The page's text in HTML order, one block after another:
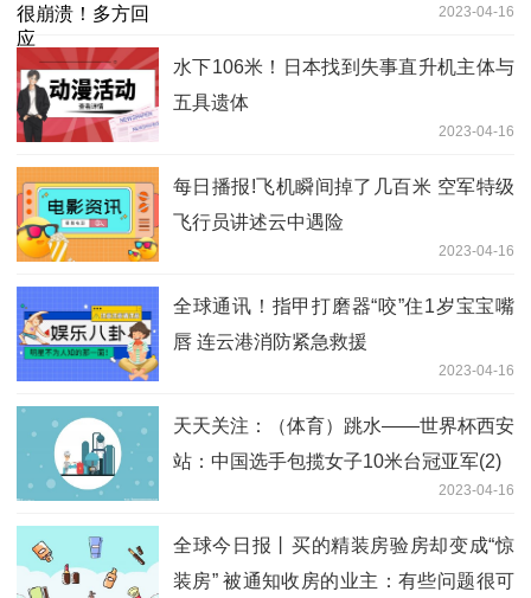
2023-04-16
水下106米！日本找到失事直升机主体与
五具遗体
2023-04-16
每日播报!飞机瞬间掉了几百米 空军特级
飞行员讲述云中遇险
2023-04-16
全球通讯！指甲打磨器“咬”住1岁宝宝嘴
唇 连云港消防紧急救援
2023-04-16
天天关注：（体育）跳水——世界杯西安
站：中国选手包揽女子10米台冠亚军(2)
2023-04-16
全球今日报丨买的精装房验房却变成“惊
装房” 被通知收房的业主：有些问题很可